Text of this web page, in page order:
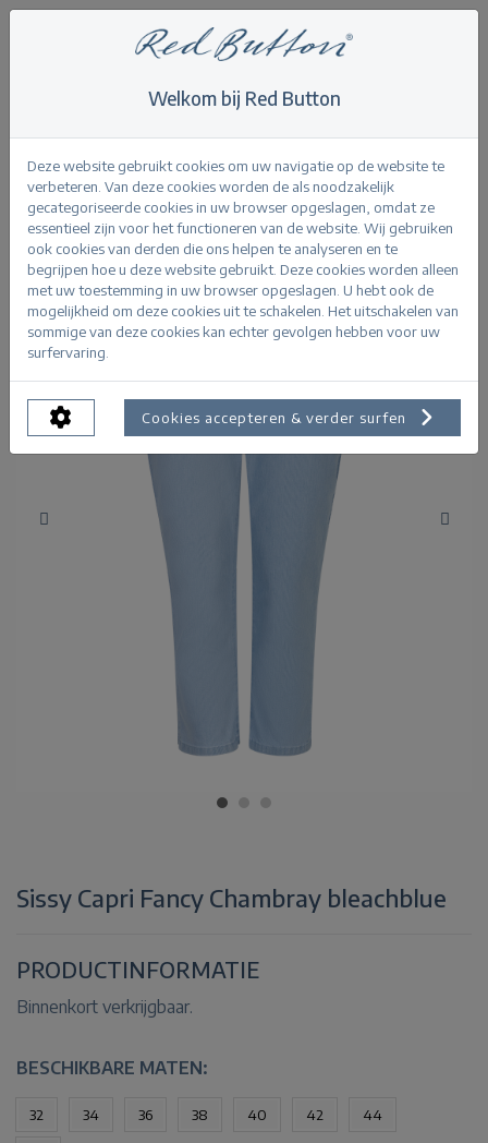
> Sissy Capri Fancy Chambray L20
Terug
Sissy Capri Fancy Chambray bleachblue
PRODUCTINFORMATIE
Binnenkort verkrijgbaar.
BESCHIKBARE MATEN:
32 34 36 38 40 42 44
Welkom bij Red Button
Deze website gebruikt cookies om uw navigatie op de website te
verbeteren. Van deze cookies worden de als noodzakelijk
gecategoriseerde cookies in uw browser opgeslagen, omdat ze
essentieel zijn voor het functioneren van de website. Wij gebruiken
ook cookies van derden die ons helpen te analyseren en te
begrijpen hoe u deze website gebruikt. Deze cookies worden alleen
met uw toestemming in uw browser opgeslagen. U hebt ook de
mogelijkheid om deze cookies uit te schakelen. Het uitschakelen van
sommige van deze cookies kan echter gevolgen hebben voor uw
surfervaring.
Cookies accepteren & verder surfen